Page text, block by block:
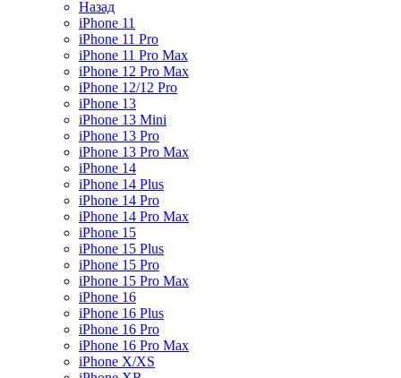
Назад
iPhone 11
iPhone 11 Pro
iPhone 11 Pro Max
iPhone 12 Pro Max
iPhone 12/12 Pro
iPhone 13
iPhone 13 Mini
iPhone 13 Pro
iPhone 13 Pro Max
iPhone 14
iPhone 14 Plus
iPhone 14 Pro
iPhone 14 Pro Max
iPhone 15
iPhone 15 Plus
iPhone 15 Pro
iPhone 15 Pro Max
iPhone 16
iPhone 16 Plus
iPhone 16 Pro
iPhone 16 Pro Max
iPhone X/XS